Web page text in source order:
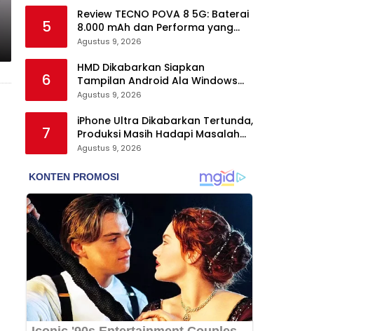
5
Review TECNO POVA 8 5G: Baterai
8.000 mAh dan Performa yang
Masih Mantap di 2026
Agustus 9, 2026
6
HMD Dikabarkan Siapkan
Tampilan Android Ala Windows
Phone
Agustus 9, 2026
7
iPhone Ultra Dikabarkan Tertunda,
Produksi Masih Hadapi Masalah
Engsel dan Layar
Agustus 9, 2026